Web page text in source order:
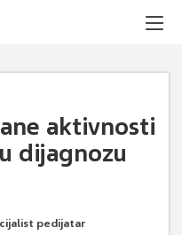
aktivnosti
dijagnozu
pedijatar